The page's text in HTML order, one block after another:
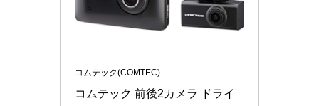
コムテック(COMTEC)
コムテック 前後2カメラ ドライ